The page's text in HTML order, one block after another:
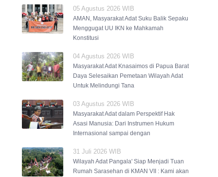
05 Agustus 2026 WIB
AMAN, Masyarakat Adat Suku Balik Sepaku
Menggugat UU IKN ke Mahkamah
Konstitusi
04 Agustus 2026 WIB
Masyarakat Adat Knasaimos di Papua Barat
Daya Selesaikan Pemetaan Wilayah Adat
Untuk Melindungi Tana
03 Agustus 2026 WIB
Masyarakat Adat dalam Perspektif Hak
Asasi Manusia: Dari Instrumen Hukum
Internasional sampai dengan
31 Juli 2026 WIB
Wilayah Adat Pangala' Siap Menjadi Tuan
Rumah Sarasehan di KMAN VII : Kami akan